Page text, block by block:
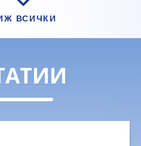
ВСИЧКИ